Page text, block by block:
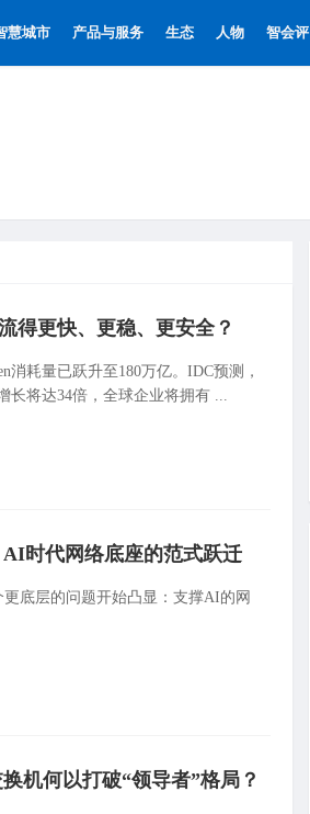
慧城市 产品与服务 生态 人物 智会评
得更快、更稳、更安全？
消耗量已跃升至180万亿。IDC预测，
长将达34倍，全球企业将拥有 ...
时代网络底座的范式跃迁
底层的问题开始凸显：支撑AI的网
机何以打破“领导者”格局？